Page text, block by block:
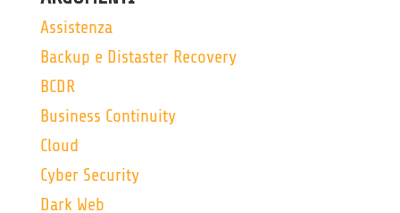
Assistenza
Backup e Distaster Recovery
BCDR
Business Continuity
Cloud
Cyber Security
Dark Web